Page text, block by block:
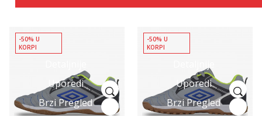
Uporedi
Brzi Pregled
-50% U
KORPI
Uporedi
Brzi Pregled
-50% U
KORPI